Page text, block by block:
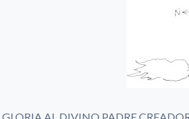
GLORIA AL DIVINO PADRE